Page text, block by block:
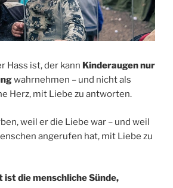
Hass ist, der kann Kinderaugen nur
wahrnehmen – und nicht als
Herz, mit Liebe zu antworten.
weil er die Liebe war – und weil
angerufen hat, mit Liebe zu
ist die menschliche Sünde,